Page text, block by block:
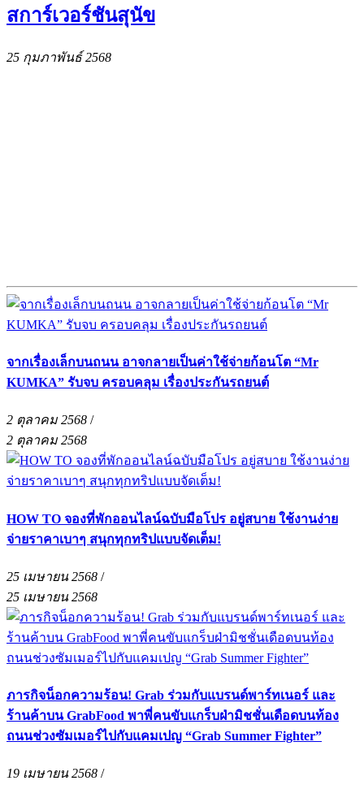
สการ์เวอร์ชันสุนัข
25 กุมภาพันธ์ 2568
จากเรื่องเล็กบนถนน อาจกลายเป็นค่าใช้จ่ายก้อนโต “Mr
KUMKA” รับจบ ครอบคลุม เรื่องประกันรถยนต์
2 ตุลาคม 2568 /
2 ตุลาคม 2568
HOW TO จองที่พักออนไลน์ฉบับมือโปร อยู่สบาย ใช้งานง่าย
จ่ายราคาเบาๆ สนุกทุกทริปแบบจัดเต็ม!
25 เมษายน 2568 /
25 เมษายน 2568
ภารกิจน็อกความร้อน! Grab ร่วมกับแบรนด์พาร์ทเนอร์ และ
ร้านค้าบน GrabFood พาพี่คนขับแกร็บฝ่ามิชชั่นเดือดบนท้อง
ถนนช่วงซัมเมอร์ไปกับแคมเปญ “Grab Summer Fighter”
19 เมษายน 2568 /